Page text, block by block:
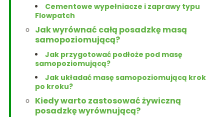
Cementowe wypełniacze i zaprawy typu
Flowpatch
Jak wyrównać całą posadzkę masą
samopoziomującą?
Jak przygotować podłoże pod masę
samopoziomującą?
Jak układać masę samopoziomującą krok
po kroku?
Kiedy warto zastosować żywiczną
posadzkę wyrównującą?